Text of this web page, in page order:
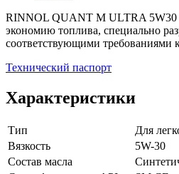
RINNOL QUANT M ULTRA 5W30 -
экономию топлива, специально
соответствующими требованиями к
Технический паспорт
Характеристики
Тип
Для
Вязкость
5W-30
Состав масла